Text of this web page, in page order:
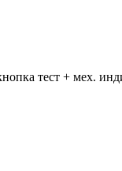
тест + мех.